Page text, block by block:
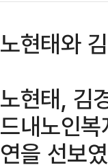
노현태와
노현태, 김
드내노인
연을 선보